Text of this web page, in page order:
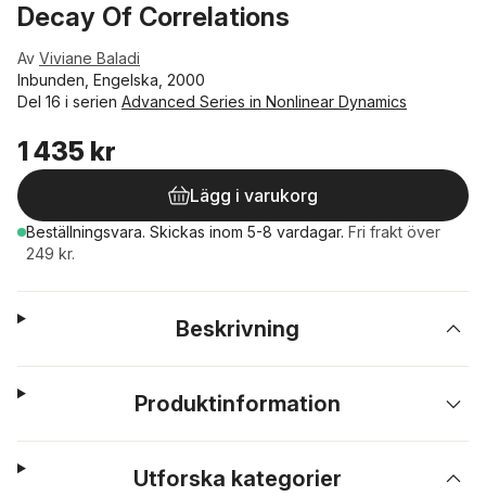
Decay Of Correlations
Av Viviane Baladi
Inbunden, Engelska, 2000
Del 16 i serien Advanced Series in Nonlinear Dynamics
1 435 kr
Lägg i varukorg
Beställningsvara. Skickas inom 5-8 vardagar. Fri frakt över
249 kr.
Beskrivning
Produktinformation
Utforska kategorier